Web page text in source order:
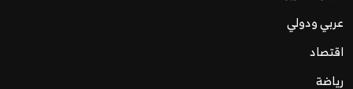
عربي ودولي
اقتصاد
رياضة